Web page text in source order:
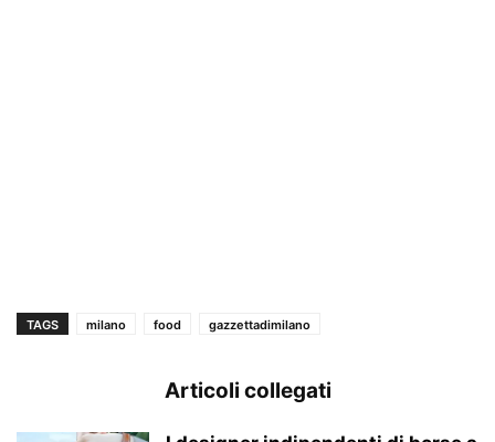
TAGS milano food gazzettadimilano
Articoli collegati